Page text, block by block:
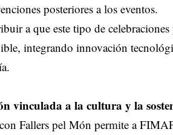
posteriores a los eventos.
a que este tipo de
integrando innovación
vinculada a la cultura y la
Fallers pel Món permite a